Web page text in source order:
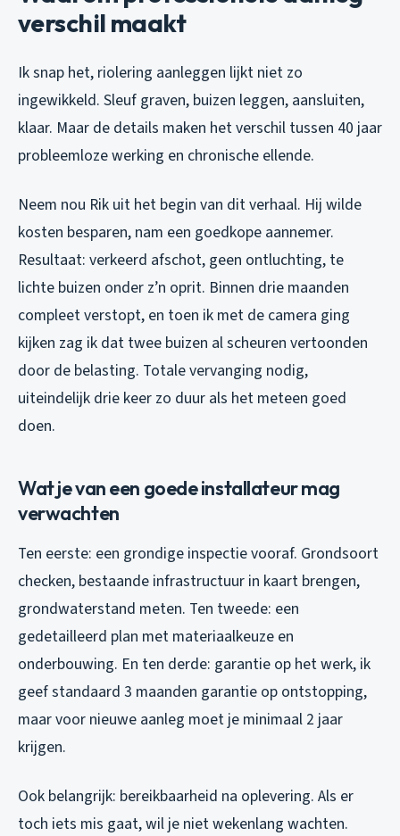
verschil maakt
Ik snap het, riolering aanleggen lijkt niet zo
ingewikkeld. Sleuf graven, buizen leggen, aansluiten,
klaar. Maar de details maken het verschil tussen 40 jaar
probleemloze werking en chronische ellende.
Neem nou Rik uit het begin van dit verhaal. Hij wilde
kosten besparen, nam een goedkope aannemer.
Resultaat: verkeerd afschot, geen ontluchting, te
lichte buizen onder z’n oprit. Binnen drie maanden
compleet verstopt, en toen ik met de camera ging
kijken zag ik dat twee buizen al scheuren vertoonden
door de belasting. Totale vervanging nodig,
uiteindelijk drie keer zo duur als het meteen goed
doen.
Wat je van een goede installateur mag
verwachten
Ten eerste: een grondige inspectie vooraf. Grondsoort
checken, bestaande infrastructuur in kaart brengen,
grondwaterstand meten. Ten tweede: een
gedetailleerd plan met materiaalkeuze en
onderbouwing. En ten derde: garantie op het werk, ik
geef standaard 3 maanden garantie op ontstopping,
maar voor nieuwe aanleg moet je minimaal 2 jaar
krijgen.
Ook belangrijk: bereikbaarheid na oplevering. Als er
toch iets mis gaat, wil je niet wekenlang wachten.